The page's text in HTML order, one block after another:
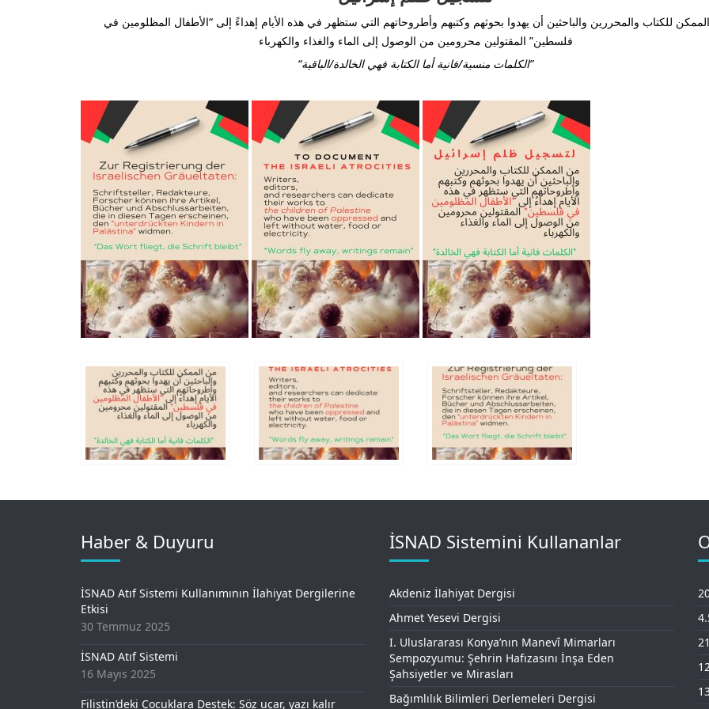
للكتاب والمحررين والباحثين أن يهدوا بحوثهم وكتبهم وأطروحاتهم التي ستظهر في هذه الأيام إهداءً إلى “الأطفال المظلومين في
فلسطين” المقتولين محرومين من الوصول إلى الماء والغذاء والكهرباء
“الكلمات منسية/فانية أما الكتابة فهي الخالدة/الباقية”
Haber & Duyuru
İSNAD Atıf Sistemi Kullanımının İlahiyat Dergilerine
Etkisi
30 Temmuz 2025
İSNAD Atıf Sistemi
16 Mayıs 2025
Filistin’deki Çocuklara Destek: Söz uçar, yazı kalır
İSNAD Sistemini Kullananlar
Akdeniz İlahiyat Dergisi
Ahmet Yesevi Dergisi
I. Uluslararası Konya’nın Manevî Mimarları
Sempozyumu: Şehrin Hafızasını İnşa Eden
Şahsiyetler ve Mirasları
Bağımlılık Bilimleri Derlemeleri Dergisi